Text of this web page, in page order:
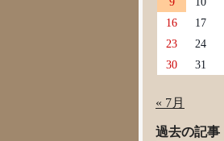
16
17
23
24
30
31
« 7月
過去の記事